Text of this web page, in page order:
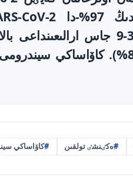
كاۆاساكي سيندرومىمەن كٶبٸنە 3-9
ەكٸنشٸ تولقىن كاۆاساكي